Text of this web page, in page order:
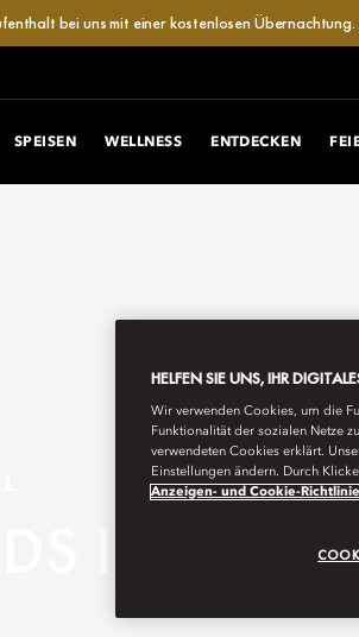
bei uns mit einer kostenlosen Übernachtung.
SPEISEN WELLNESS ENTDECKEN
IN
HELFEN SIE UNS, IHR
Wir verwenden Cookies, um die
Funktionalität der sozialen Netze
verwendeten Cookies erklärt.
Einstellungen ändern. Durch
Anzeigen- und Cookie-Richtlinie